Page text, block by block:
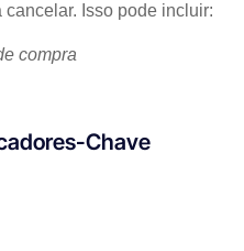
Isso pode incluir:
compra
Chave